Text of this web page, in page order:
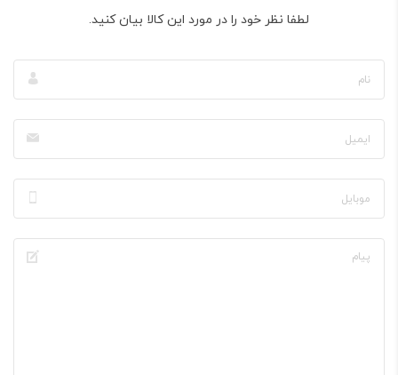
لطفا نظر خود را در مورد این کالا بیان کنید.